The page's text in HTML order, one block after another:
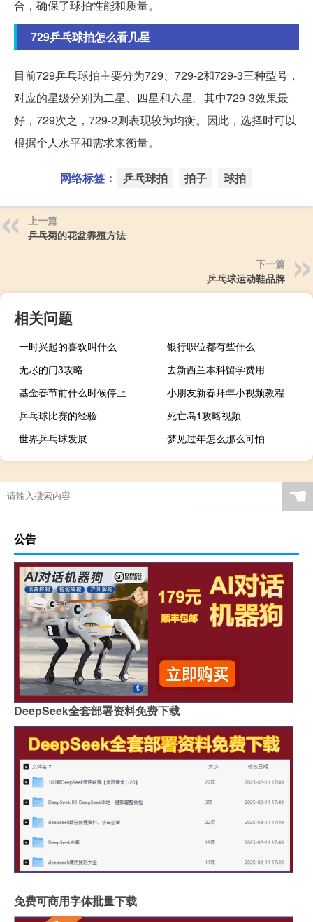
合，确保了球拍性能和质量。
729乒乓球拍怎么看几星
目前729乒乓球拍主要分为729、729-2和729-3三种型号，
对应的星级分别为二星、四星和六星。其中729-3效果最
好，729次之，729-2则表现较为均衡。因此，选择时可以
根据个人水平和需求来衡量。
网络标签： 乒乓球拍 拍子 球拍
上一篇
乒乓菊的花盆养殖方法
下一篇
乒乓球运动鞋品牌
相关问题
一时兴起的喜欢叫什么
银行职位都有些什么
无尽的门3攻略
去新西兰本科留学费用
基金春节前什么时候停止
小朋友新春拜年小视频教程
乒乓球比赛的经验
死亡岛1攻略视频
世界乒乓球发展
梦见过年怎么那么可怕
☚
公告
DeepSeek全套部署资料免费下载
免费可商用字体批量下载